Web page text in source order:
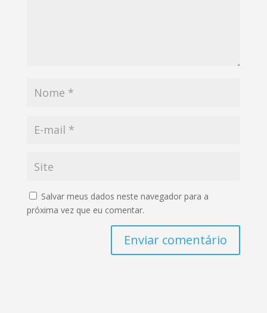
Salvar meus dados neste navegador para a
próxima vez que eu comentar.
Enviar comentário